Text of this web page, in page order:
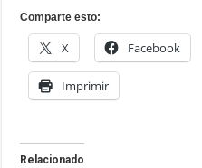
Comparte esto:
X Facebook
Imprimir
Relacionado